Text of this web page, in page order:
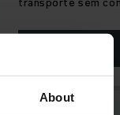
About